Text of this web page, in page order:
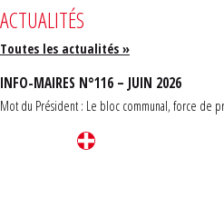
ACTUALITÉS
Toutes les actualités »
INFO-MAIRES N°116 – JUIN 2026
Mot du Président : Le bloc communal, force de